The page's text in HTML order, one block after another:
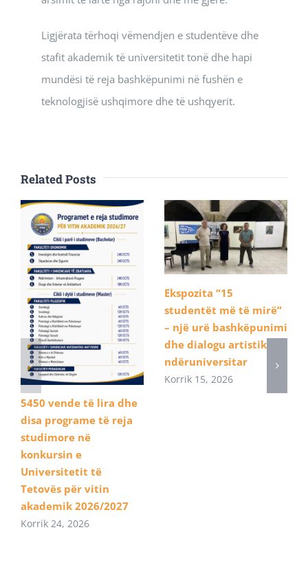
Ligjërata tërhoqi vëmendjen e studentëve dhe
stafit akademik të universitetit tonë dhe hapi
mundësi të reja bashkëpunimi në fushën e
teknologjisë ushqimore dhe të ushqyerit.
Related Posts
5450 vende të lira dhe
disa programe të reja
studimore në
konkursin e
Universitetit të
Tetovës për vitin
akademik 2026/2027
Korrik 24, 2026
Ekspozita “15
studentët më të mirë”
– një urë bashkëpunimi
dhe dialogu artistik
ndëruniversitar
Korrik 15, 2026